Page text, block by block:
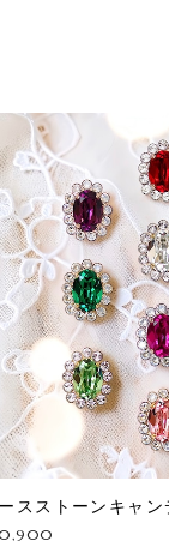
スストーンキャ